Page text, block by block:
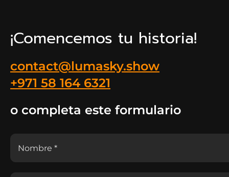
¡Comencemos tu historia!
contact@lumasky.show
+971 58 164 6321
o completa este formulario